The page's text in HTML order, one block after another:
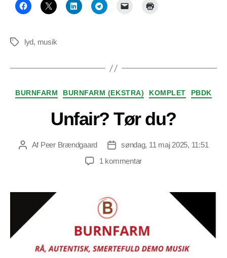
Tags lyd, musik
Kategorier
BURNFARM BURNFARM (EKSTRA) KOMPLET PBDK
Unfair? Tør du?
Indlægsforfatter
Af Peer Brændgaard Indlægsdato
søndag, 11 maj 2025, 11:51
1 kommentartil